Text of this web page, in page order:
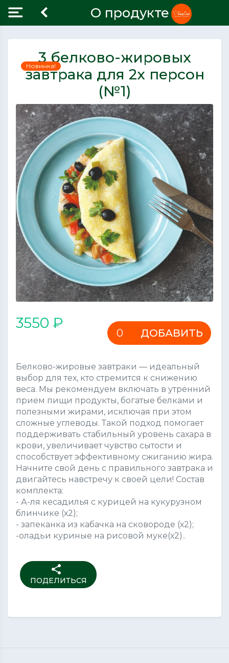
О продукте
3 белково-жировых
завтрака для 2х персон
(№1)
Новинка!
3550 ₽
ДОБАВИТЬ
Белково-жировые завтраки — идеальный
выбор для тех, кто стремится к снижению
веса. Мы рекомендуем включать в утренний
прием пищи продукты, богатые белками и
полезными жирами, исключая при этом
сложные углеводы. Такой подход помогает
поддерживать стабильный уровень сахара в
крови, увеличивает чувство сытости и
способствует эффективному сжиганию жира.
Начните свой день с правильного завтрака и
двигайтесь навстречу к своей цели! Состав
комплекта:
- А-ля кесадилья с курицей на кукурузном
блинчике (х2);
- запеканка из кабачка на сковороде (х2);
-оладьи куриные на рисовой муке(х2)..
share
ПОДЕЛИТЬСЯ